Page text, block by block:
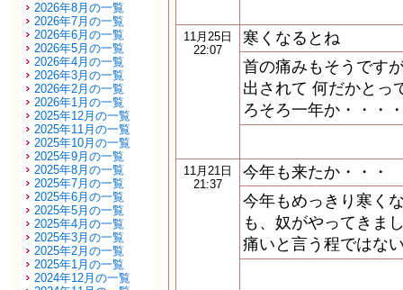
2026年8月の一覧
2026年7月の一覧
2026年6月の一覧
2026年5月の一覧
2026年4月の一覧
2026年3月の一覧
2026年2月の一覧
2026年1月の一覧
2025年12月の一覧
2025年11月の一覧
2025年10月の一覧
2025年9月の一覧
2025年8月の一覧
2025年7月の一覧
2025年6月の一覧
2025年5月の一覧
2025年4月の一覧
2025年3月の一覧
2025年2月の一覧
2025年1月の一覧
2024年12月の一覧
11月25日
22:07
寒くなるとね
首の痛みもそうです
出されて 何だかとっ
ろそろ一年か・・・
11月21日
21:37
今年も来たか・・・
今年もめっきり寒く
も、奴がやってきま
痛いと言う程ではな